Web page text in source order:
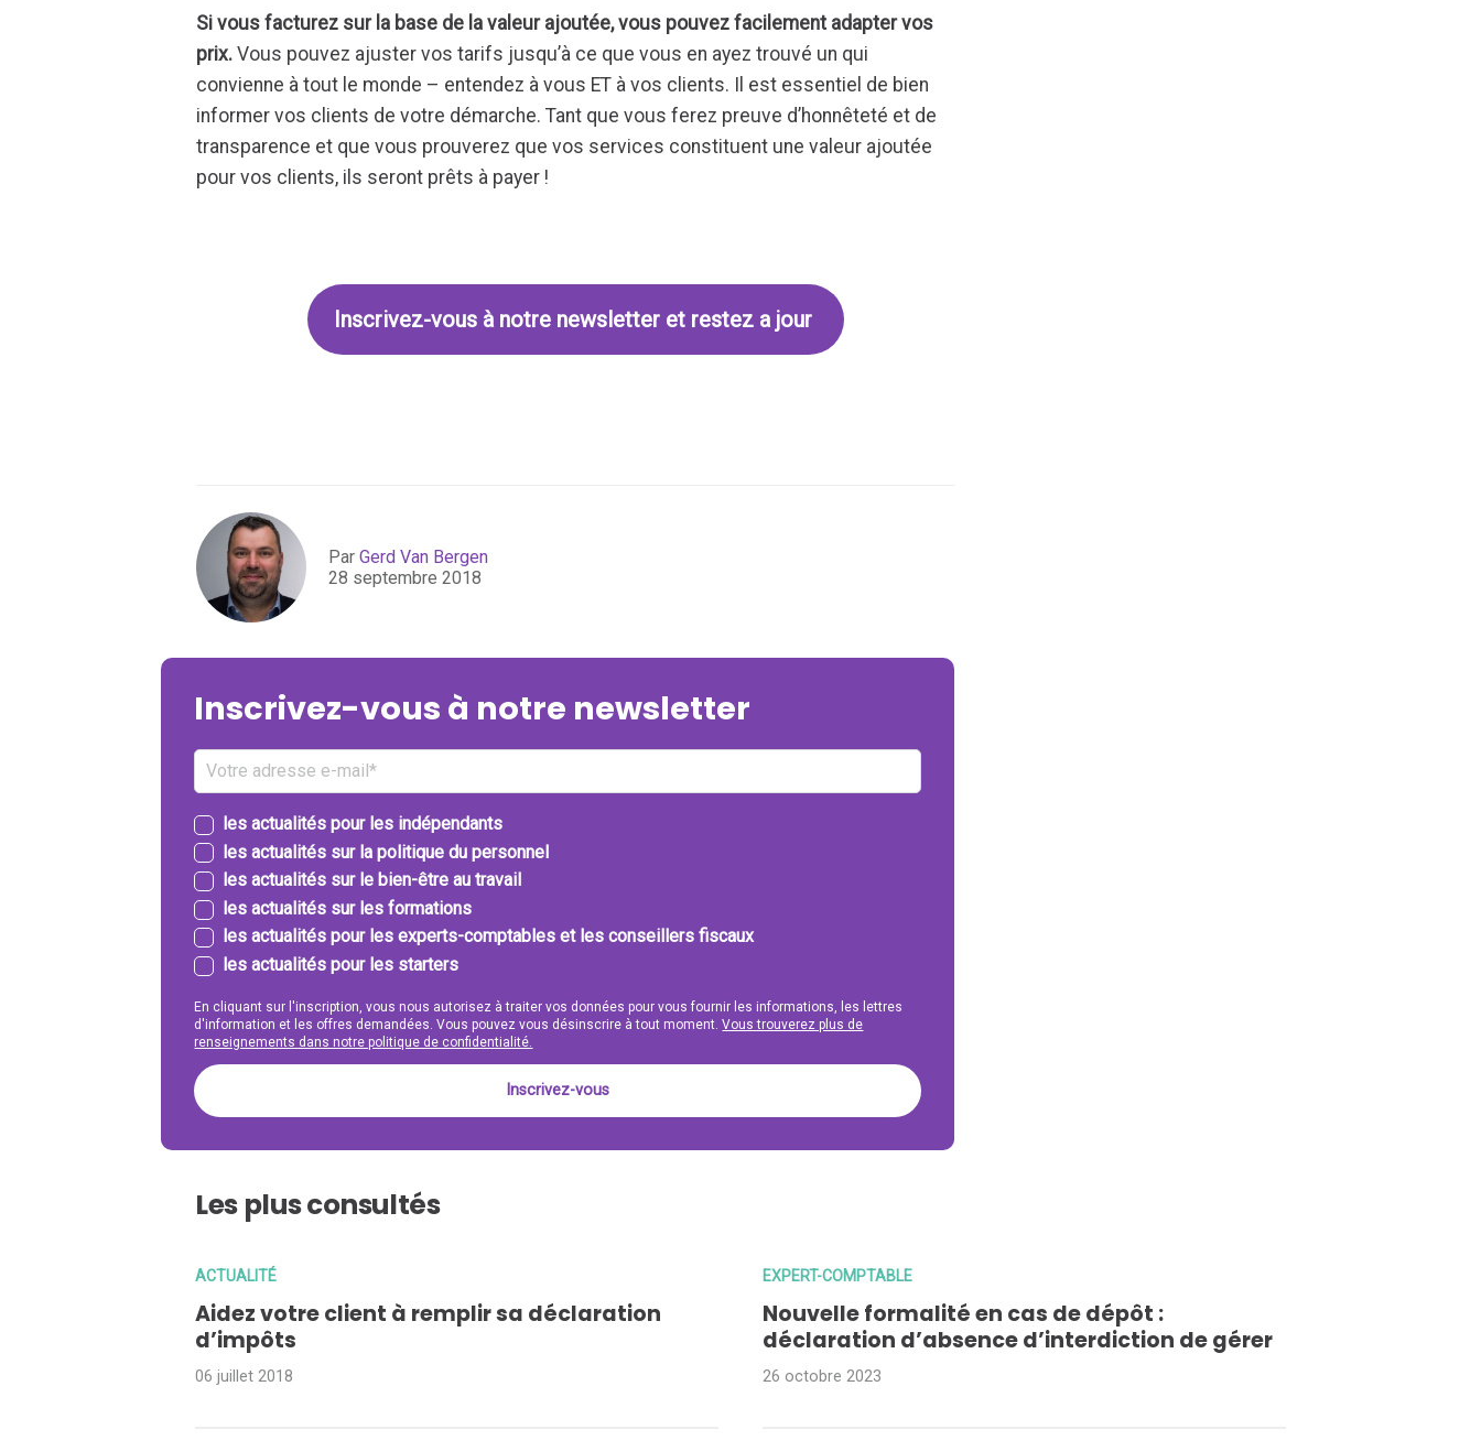
Si vous facturez sur la base de la valeur ajoutée, vous pouvez facilement adapter vos
prix. Vous pouvez ajuster vos tarifs jusqu’à ce que vous en ayez trouvé un qui
convienne à tout le monde – entendez à vous ET à vos clients. Il est essentiel de bien
informer vos clients de votre démarche. Tant que vous ferez preuve d’honnêteté et de
transparence et que vous prouverez que vos services constituent une valeur ajoutée
pour vos clients, ils seront prêts à payer !
Inscrivez-vous à notre newsletter et restez a jour
ParGerd Van Bergen
28 septembre 2018
Inscrivez-vous à notre newsletter
les actualités pour les indépendants
les actualités sur la politique du personnel
les actualités sur le bien-être au travail
les actualités sur les formations
les actualités pour les experts-comptables et les conseillers fiscaux
les actualités pour les starters
En cliquant sur l'inscription, vous nous autorisez à traiter vos données pour vous fournir les informations, les lettres
d'information et les offres demandées. Vous pouvez vous désinscrire à tout moment.Vous trouverez plus de
renseignements dans notre politique de confidentialité.
Les plus consultés
ACTUALITÉ
Aidez votre client à remplir sa déclaration
d’impôts
06 juillet 2018
EXPERT-COMPTABLE
Nouvelle formalité en cas de dépôt :
déclaration d’absence d’interdiction de gérer
26 octobre 2023